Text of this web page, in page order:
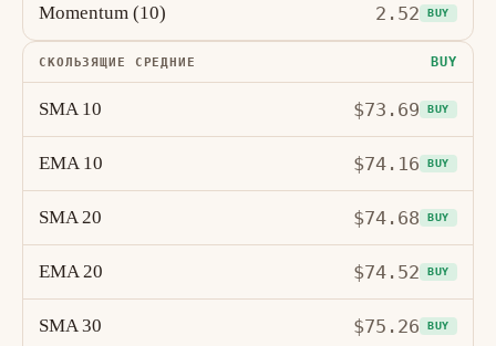
Momentum (10) 2.52 BUY
СКОЛЬЗЯЩИЕ СРЕДНИЕ BUY
SMA 10 $73.69 BUY
EMA 10 $74.16 BUY
SMA 20 $74.68 BUY
EMA 20 $74.52 BUY
SMA 30 $75.26 BUY